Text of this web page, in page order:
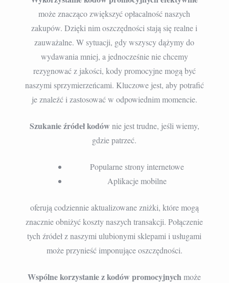
może znacząco zwiększyć opłacalność naszych
zakupów. Dzięki nim oszczędności stają się realne i
zauważalne. W sytuacji, gdy wszyscy dążymy do
wydawania mniej, a jednocześnie nie chcemy
rezygnować z jakości, kody promocyjne mogą być
naszymi sprzymierzeńcami. Kluczowe jest, aby potrafić
je znaleźć i zastosować w odpowiednim momencie.
Szukanie źródeł kodów nie jest trudne, jeśli wiemy,
gdzie patrzeć.
Popularne strony internetowe
Aplikacje mobilne
oferują codziennie aktualizowane zniżki, które mogą
znacznie obniżyć koszty naszych transakcji. Połączenie
tych źródeł z naszymi ulubionymi sklepami i usługami
może przynieść imponujące oszczędności.
Wspólne korzystanie z kodów promocyjnychmoże